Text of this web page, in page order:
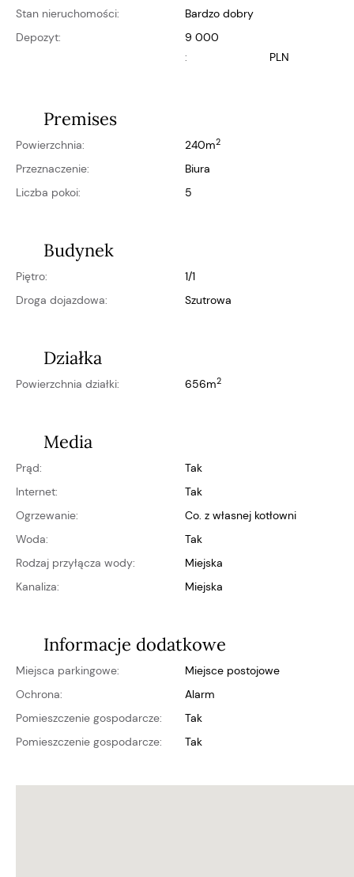
Stan nieruchomości:
bardzo dobry
Depozyt:
9 000
:
PLN
Premises
Powierzchnia: 240m2
Przeznaczenie:
biura
Liczba pokoi:
5
Budynek
Piętro:
1/1
Droga dojazdowa:
szutrowa
Działka
Powierzchnia działki: 656m2
Media
Prąd:
Tak
Internet:
Tak
Ogrzewanie:
co. z własnej kotłowni
Woda:
Tak
Rodzaj przyłącza wody:
miejska
Kanaliza:
miejska
Informacje dodatkowe
Miejsca parkingowe:
miejsce postojowe
Ochrona:
alarm
Pomieszczenie gospodarcze:
Tak
Pomieszczenie gospodarcze:
Tak